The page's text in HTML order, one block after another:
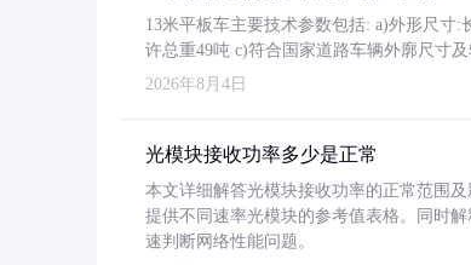
13米平板车主要技术参数包括: a)外形尺寸:
许总重49吨 c)符合国家道路车辆外廓尺寸
2026年8月4日
光模块接收功率多少是正常
本文详细解答光模块接收功率的正常范围
提供不同速率光模块的参考值表格。同时
速判断网络性能问题。